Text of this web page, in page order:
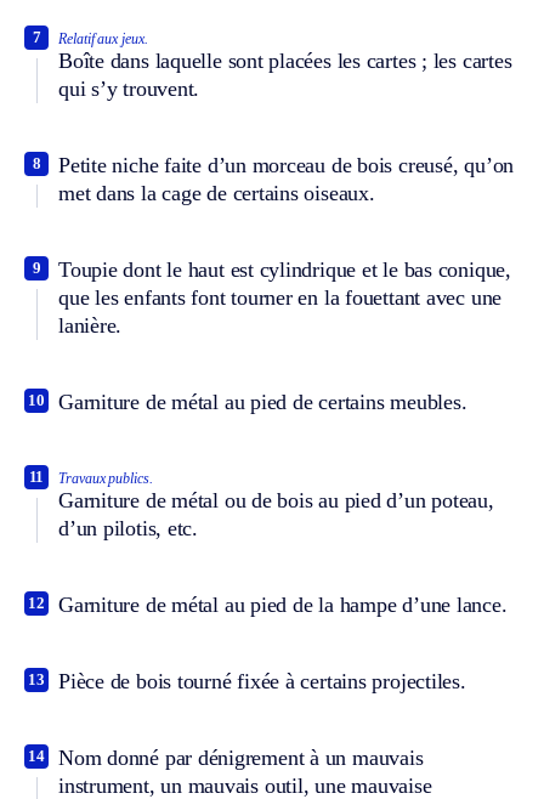
Relatif aux jeux.
Boîte dans laquelle sont placées les cartes ; les cartes
qui s’y trouvent.
7
Petite niche faite d’un morceau de bois creusé, qu’on
met dans la cage de certains oiseaux.
8
Toupie dont le haut est cylindrique et le bas conique,
que les enfants font tourner en la fouettant avec une
lanière.
9
Garniture de métal au pied de certains meubles.
10
Travaux publics.
Garniture de métal ou de bois au pied d’un poteau,
d’un pilotis, etc.
11
Garniture de métal au pied de la hampe d’une lance.
12
Pièce de bois tourné fixée à certains projectiles.
13
Nom donné par dénigrement à un mauvais
instrument, un mauvais outil, une mauvaise
14